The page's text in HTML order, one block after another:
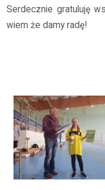
Serdecznie gratuluję
wiem że damy radę!